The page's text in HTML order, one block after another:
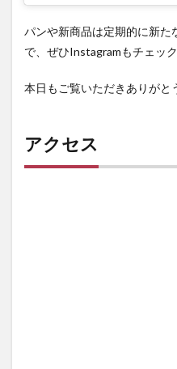
パンや新商品は定期的に新た
で、ぜひInstagramもチェッ
本日もご覧いただきありがと
アクセス